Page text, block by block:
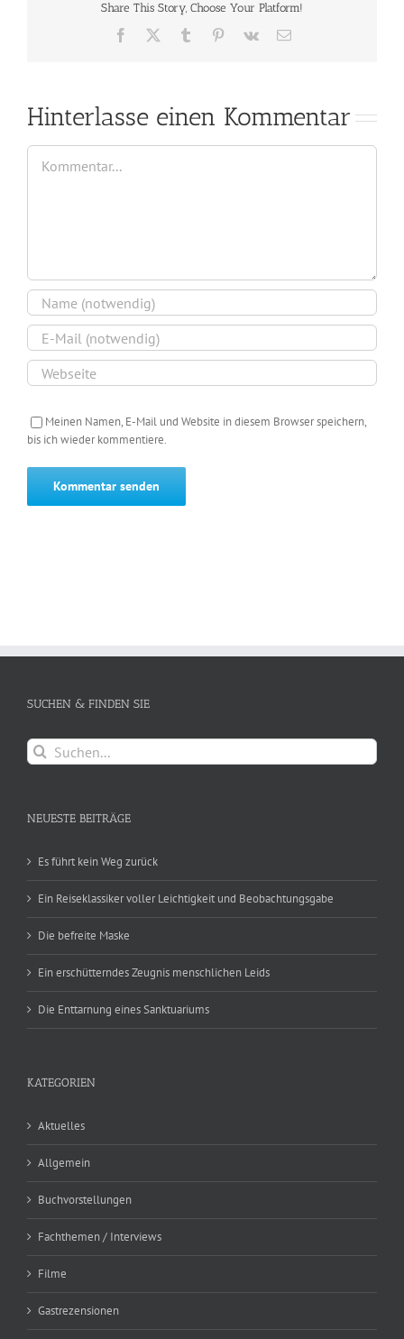
Share This Story, Choose Your Platform!
Facebook Tumblr Pinterest
Vk
E-
Hinterlasse einen Kommentar
Kommentar
Meinen Namen, E-Mail und Website in diesem Browser speichern,
bis ich wieder kommentiere.
SUCHEN & FINDEN SIE
Suche
nach:
NEUESTE BEITRÄGE
Es führt kein Weg zurück
Ein Reiseklassiker voller Leichtigkeit und Beobachtungsgabe
Die befreite Maske
Ein erschütterndes Zeugnis menschlichen Leids
Die Enttarnung eines Sanktuariums
KATEGORIEN
Aktuelles
Allgemein
Buchvorstellungen
Fachthemen / Interviews
Filme
Gastrezensionen